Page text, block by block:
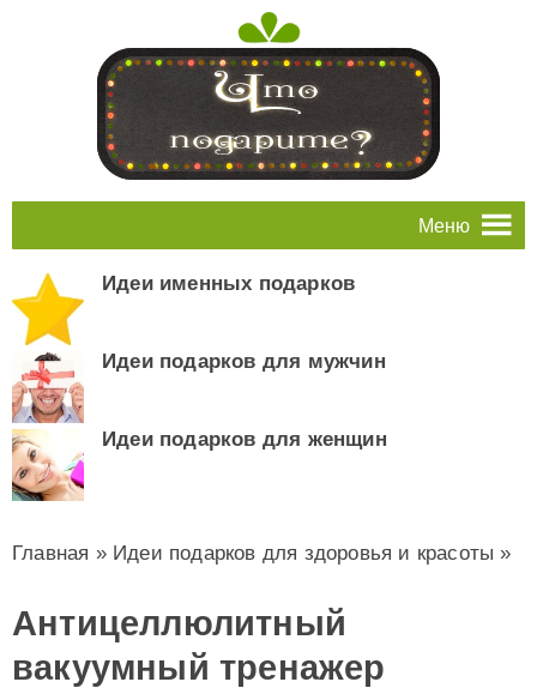
Меню
Идеи именных подарков
Идеи подарков для мужчин
Идеи подарков для женщин
Главная » Идеи подарков для здоровья и красоты »
Антицеллюлитный
вакуумный тренажер